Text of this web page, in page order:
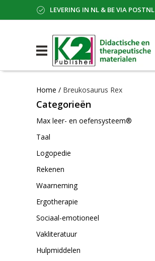
LEVERING IN NL & BE VIA POSTNL
Home / Breukosaurus Rex
Categorieën
Max leer- en oefensysteem®
Taal
Logopedie
Rekenen
Waarneming
Ergotherapie
Sociaal-emotioneel
Vakliteratuur
Hulpmiddelen